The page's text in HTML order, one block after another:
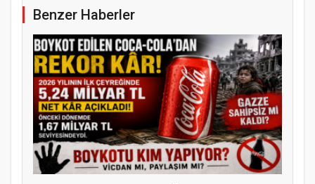
Samsun Atakum’da 15 Temmuz Programı
Benzer Haberler